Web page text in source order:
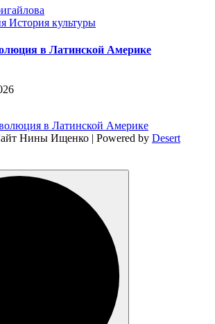
История культуры
в Латинской Америке
Нины Ищенко | Powered by Desert